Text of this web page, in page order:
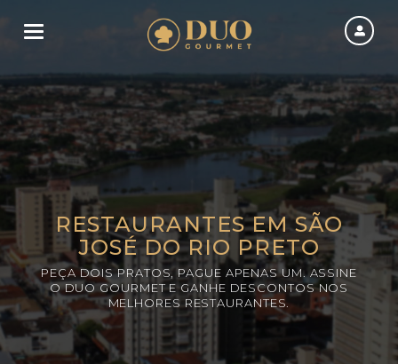
Toggle navigation
RESTAURANTES EM SÃO
JOSÉ DO RIO PRETO
PEÇA DOIS PRATOS, PAGUE APENAS UM. ASSINE
O DUO GOURMET E GANHE DESCONTOS NOS
MELHORES RESTAURANTES.